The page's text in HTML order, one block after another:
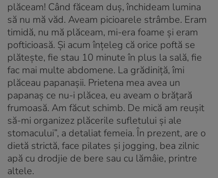
plăceam! Când făceam duș, închideam lumina
să nu mă văd. Aveam picioarele strâmbe. Eram
timidă, nu mă plăceam, mi-era foame și eram
pofticioasă. Și acum înțeleg că orice poftă se
plătește, fie stau 10 minute în plus la sală, fie
fac mai multe abdomene. La grădiniță, îmi
plăceau papanașii. Prietena mea avea un
papanaș ce nu-i plăcea, eu aveam o brățară
frumoasă. Am făcut schimb. De mică am reușit
să-mi organizez plăcerile sufletului și ale
stomacului”, a detaliat femeia. În prezent, are o
dietă strictă, face pilates și jogging, bea zilnic
apă cu drodjie de bere sau cu lămâie, printre
altele.